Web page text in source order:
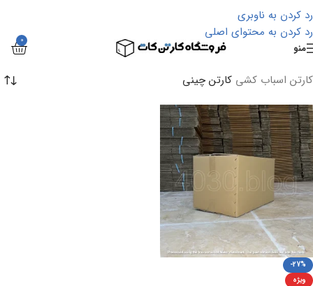
رد کردن به ناوبری
رد کردن به محتوای اصلی
منو
0
کارتن اسباب کشی کارتن چینی
-27%
ویژه